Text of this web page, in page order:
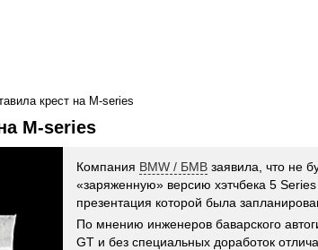
крест на M-series
M-series
Компания BMW / БМВ заявила, что не
«заряженную» версию хэтчбека 5
презентация которой была
По мнению инженеров баварского
GT и без специальных доработок